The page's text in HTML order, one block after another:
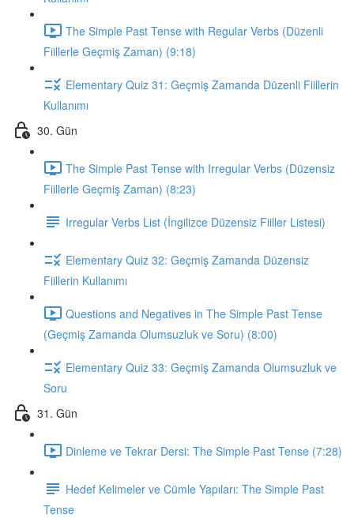
The Simple Past Tense with Regular Verbs (Düzenli
Fiillerle Geçmiş Zaman) (9:18)
Elementary Quiz 31: Geçmiş Zamanda Düzenli Fiillerin
Kullanımı
30. Gün
The Simple Past Tense with Irregular Verbs (Düzensiz
Fiillerle Geçmiş Zaman) (8:23)
Irregular Verbs List (İngilizce Düzensiz Fiiller Listesi)
Elementary Quiz 32: Geçmiş Zamanda Düzensiz
Fiillerin Kullanımı
Questions and Negatives in The Simple Past Tense
(Geçmiş Zamanda Olumsuzluk ve Soru) (8:00)
Elementary Quiz 33: Geçmiş Zamanda Olumsuzluk ve
Soru
31. Gün
Dinleme ve Tekrar Dersi: The Simple Past Tense (7:28)
Hedef Kelimeler ve Cümle Yapıları: The Simple Past
Tense